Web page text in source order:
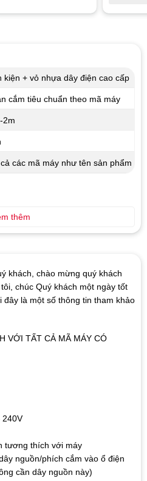
chào mừng quý khách
chúc Quý khách một ngày tốt
là một số thông tin tham khảo
VỚI TẤT CẢ MÃ MÁY CÓ
240V
tương thích với máy
nguồn/phích cắm vào ổ điện
cần dây nguồn này)
kiện + vỏ nhựa dây điện cao cấp
cắm tiêu chuẩn theo mã máy
2m
các mã máy như tên sản phẩm
thêm